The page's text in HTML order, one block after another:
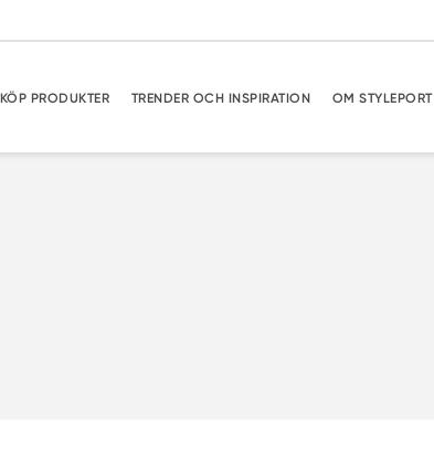
KÖP PRODUKTER TRENDER OCH INSPIRATION OM STYLEPORT